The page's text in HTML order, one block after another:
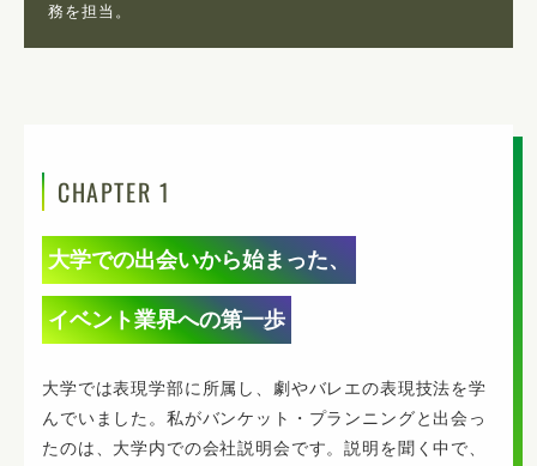
務を担当。
CHAPTER 1
大学での出会いから始まった、
イベント業界への第一歩
大学では表現学部に所属し、劇やバレエの表現技法を学
んでいました。私がバンケット・プランニングと出会っ
たのは、大学内での会社説明会です。説明を聞く中で、